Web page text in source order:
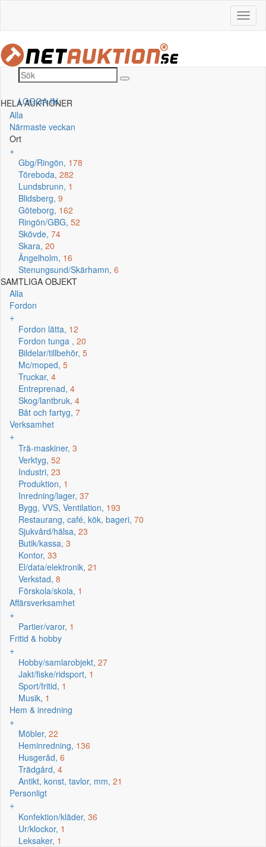
LOGGA IN
HELA AUKTIONER
Alla
Närmaste veckan
Ort
+
Gbg/Ringön, 178
Töreboda, 282
Lundsbrunn, 1
Blidsberg, 9
Göteborg, 162
Ringön/GBG, 52
Skövde, 74
Skara, 20
Ängelholm, 16
Stenungsund/Skärhamn, 6
SAMTLIGA OBJEKT
Alla
Fordon
+
Fordon lätta, 12
Fordon tunga , 20
Bildelar/tillbehör, 5
Mc/moped, 5
Truckar, 4
Entreprenad, 4
Skog/lantbruk, 4
Båt och fartyg, 7
Verksamhet
+
Trä-maskiner, 3
Verktyg, 52
Industri, 23
Produktion, 1
Inredning/lager, 37
Bygg, VVS, Ventilation, 193
Restaurang, café, kök, bageri, 70
Sjukvård/hälsa, 23
Butik/kassa, 3
Kontor, 33
El/data/elektronik, 21
Verkstad, 8
Förskola/skola, 1
Affärsverksamhet
+
Partier/varor, 1
Fritid & hobby
+
Hobby/samlarobjekt, 27
Jakt/fiske/ridsport, 1
Sport/fritid, 1
Musik, 1
Hem & inredning
+
Möbler, 22
Heminredning, 136
Husgeråd, 6
Trädgård, 4
Antikt, konst, tavlor, mm, 21
Personligt
+
Konfektion/kläder, 36
Ur/klockor, 1
Leksaker, 1